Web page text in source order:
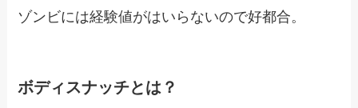
ゾンビには経験値がはいらないので好都合。
ボディスナッチとは？